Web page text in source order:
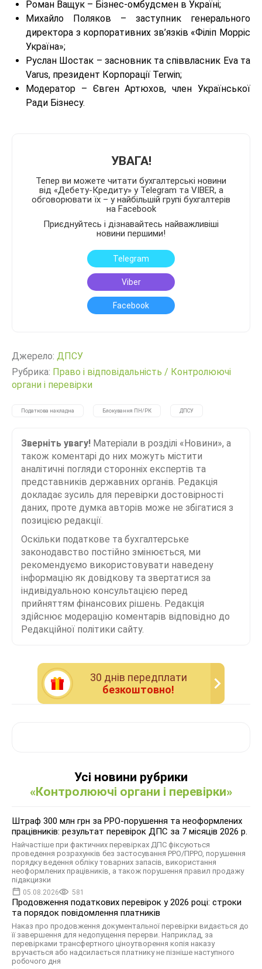
Роман Ващук – Бізнес-омбудсмен в Україні;
Михайло Поляков – заступник генерального
директора з корпоративних зв’язків «Філіп Морріс
Україна»;
Руслан Шостак ­­– засновник та співвласник Eva та
Varus, президент Корпорації Terwin;
Модератор – Євген Артюхов, член Української
Ради Бізнесу.
УВАГА!
Тепер ви можете читати бухгалтерські новини
від «Дебету-Кредиту» у Telegram та VIBER, а
обговорювати їх – у найбільшій групі бухгалтерів
на Facebook
Приєднуйтесь і дізнавайтесь найважливіші
новини першими!
Telegram
Viber
Facebook
Джерело: ДПСУ
Рубрика: Право і відповідальність / Контролюючі
органи і перевірки
Податкова накладна Блокування ПН/РК ДПСУ
Зверніть увагу! Матеріали в розділі «Новини», а
також коментарі до них можуть містити
аналітичні погляди сторонніх експертів та
представників державних органів. Редакція
докладає зусиль для перевірки достовірності
даних, проте думка авторів може не збігатися з
позицією редакції.
Оскільки податкове та бухгалтерське
законодавство постійно змінюється, ми
рекомендуємо використовувати наведену
інформацію як довідкову та звертатися за
індивідуальною консультацією перед
прийняттям фінансових рішень. Редакція
здійснює модерацію коментарів відповідно до
Редакційної політики сайту.
30 днiв передплати
безкоштовно!
Усі новини рубрики
«Контролюючі органи і перевірки»
Штраф 300 млн грн за РРО-порушення та неоформлених
працівників: результат перевірок ДПС за 7 місяців 2026 р.
Найчастіше при фактичних перевірках ДПС фіксуються
проведення розрахунків без застосування РРО/ПРРО, порушення
порядку ведення обліку товарних запасів, використання
неоформлених працівників, а також порушення правил продажу
підакцизки
05.08.2026 581
Продовження податкових перевірок у 2026 році: строки
та порядок повідомлення платників
Наказ про продовження документальної перевірки видається до
її завершення для недопущення перерви. Наприклад, за
перевірками трансфертного ціноутворення копія наказу
вручається або надсилається платнику не пізніше наступного
робочого дня